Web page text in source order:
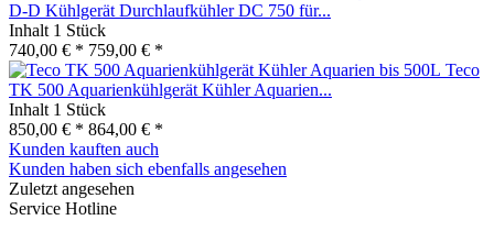
D-D Kühlgerät Durchlaufkühler DC 750 für...
Inhalt 1 Stück
740,00 € * 759,00 € *
Teco
TK 500 Aquarienkühlgerät Kühler Aquarien...
Inhalt 1 Stück
850,00 € * 864,00 € *
Kunden kauften auch
Kunden haben sich ebenfalls angesehen
Zuletzt angesehen
Service Hotline